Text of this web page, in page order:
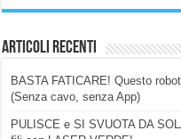
Articoli Recenti
BASTA FATICARE! Questo
(Senza cavo, senza App)
PULISCE e SI SVUOTA DA